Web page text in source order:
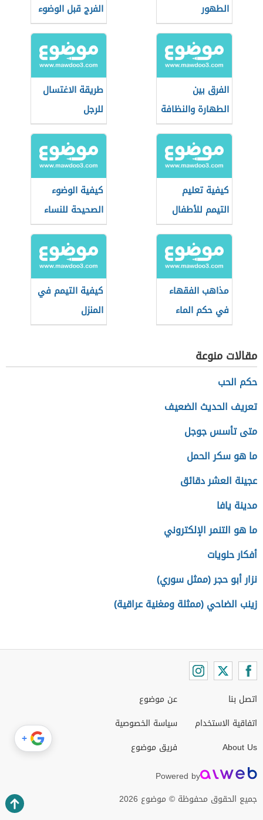
الطهور
الفرج قبل الوضوء
الفرق بين
الطهارة والنظافة
طريقة الاغتسال
للرجل
كيفية تعليم
التيمم للأطفال
كيفية الوضوء
الصحيحة للنساء
مذاهب الفقهاء
في حكم الماء
المستعمل
كيفية التيمم في
المنزل
مقالات منوعة
حكم الحب
تعريف الحديث الضعيف
متى تأسس جوجل
ما هو سكر الحمل
عجينة العشر دقائق
مدينة يافا
ما هو التنمر الإلكتروني
أفكار حلويات
نزار أبو حجر (ممثل سوري)
زينب الضاحي (ممثلة ومغنية عراقية)
اتصل بنا
اتفاقية الاستخدام
About Us
عن موضوع
سياسة الخصوصية
فريق موضوع
Powered by
جميع الحقوق محفوظة © موضوع 2026
+